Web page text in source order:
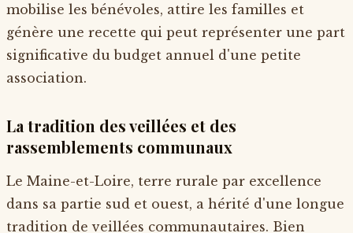
mobilise les bénévoles, attire les familles et
génère une recette qui peut représenter une part
significative du budget annuel d'une petite
association.
La tradition des veillées et des
rassemblements communaux
Le Maine-et-Loire, terre rurale par excellence
dans sa partie sud et ouest, a hérité d'une longue
tradition de veillées communautaires. Bien